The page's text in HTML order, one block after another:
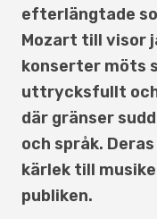
efterlängtade
Mozart till visor
konserter möts
uttrycksfullt
där gränser
och språk.
kärlek till
publiken.